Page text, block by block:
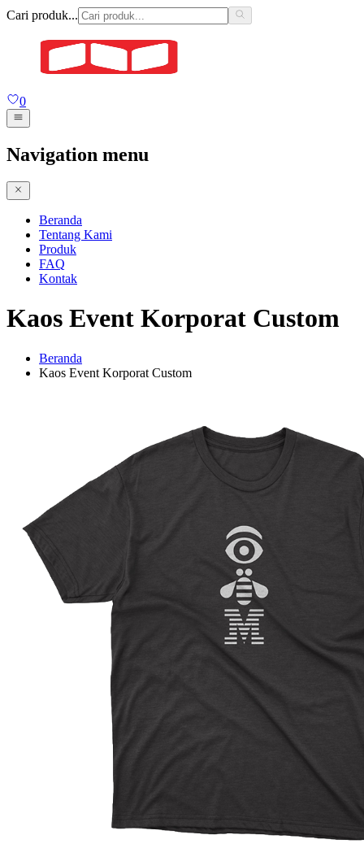
Cari produk...
0
Navigation menu
Beranda
Tentang Kami
Produk
FAQ
Kontak
Kaos Event Korporat Custom
Beranda
Kaos Event Korporat Custom